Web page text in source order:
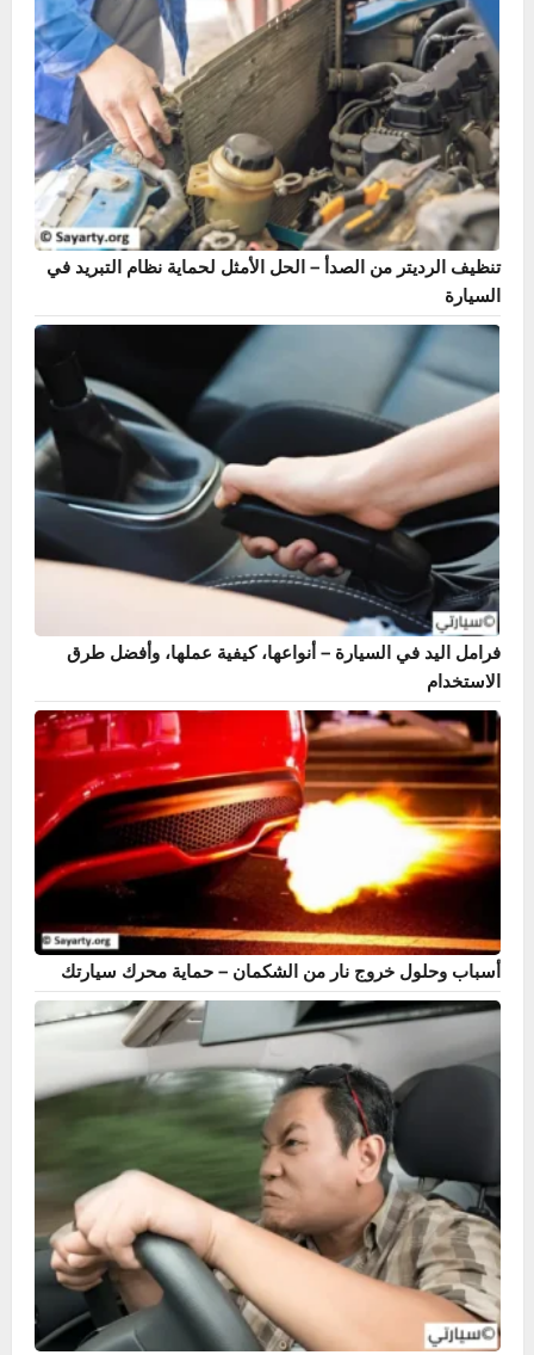
دليل حساس ABS – أشهر 7 أعراض وطريقة الإصلاح بنفسك
تنظيف الرديتر من الصدأ – الحل الأمثل لحماية نظام التبريد في
السيارة
فرامل اليد في السيارة – أنواعها، كيفية عملها، وأفضل طرق
الاستخدام
أسباب وحلول خروج نار من الشكمان – حماية محرك سيارتك